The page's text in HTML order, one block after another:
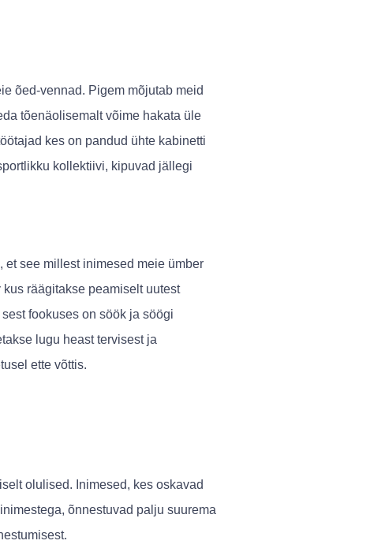
õed-vennad. Pigem mõjutab meid
tõenäolisemalt võime hakata üle
kes on pandud ühte kabinetti
kollektiivi, kipuvad jällegi
see millest inimesed meie ümber
räägitakse peamiselt uutest
fookuses on söök ja söögi
lugu heast tervisest ja
ette võttis.
olulised. Inimesed, kes oskavad
õnnestuvad palju suurema